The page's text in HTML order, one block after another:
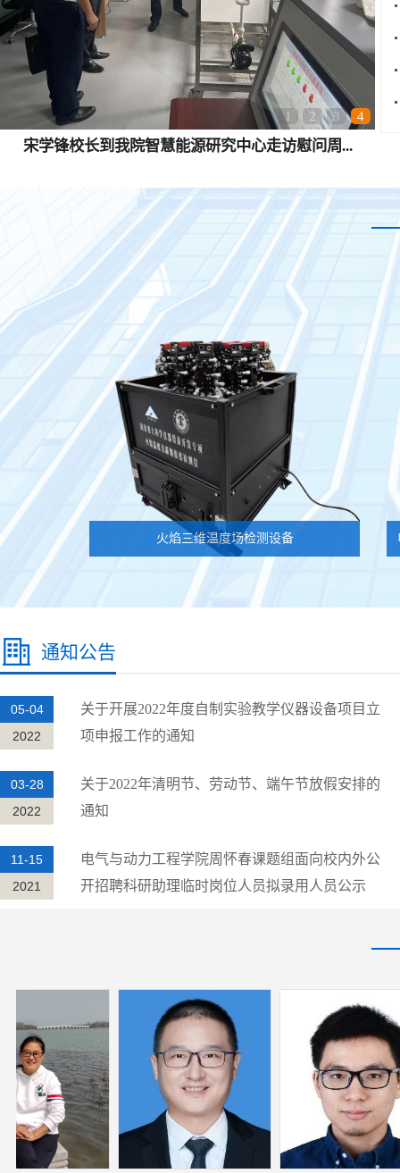
1 2 3 4
宋学锋校长到我院智慧能源研究中心走访慰问周...
火焰三维温度场检测设备
通知公告
05-04
2022
关于开展2022年度自制实验教学仪器设备项目立
项申报工作的通知
03-28
2022
关于2022年清明节、劳动节、端午节放假安排的
通知
11-15
2021
电气与动力工程学院周怀春课题组面向校内外公
开招聘科研助理临时岗位人员拟录用人员公示